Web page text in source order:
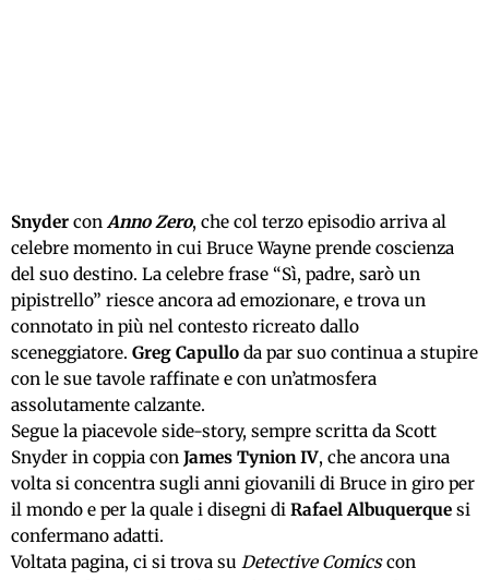
Snyder con Anno Zero, che col terzo episodio arriva al
celebre momento in cui Bruce Wayne prende coscienza
del suo destino. La celebre frase “Sì, padre, sarò un
pipistrello” riesce ancora ad emozionare, e trova un
connotato in più nel contesto ricreato dallo
sceneggiatore. Greg Capullo da par suo continua a stupire
con le sue tavole raffinate e con un’atmosfera
assolutamente calzante.
Segue la piacevole side-story, sempre scritta da Scott
Snyder in coppia con James Tynion IV, che ancora una
volta si concentra sugli anni giovanili di Bruce in giro per
il mondo e per la quale i disegni di Rafael Albuquerque si
confermano adatti.
Voltata pagina, ci si trova su Detective Comicscon